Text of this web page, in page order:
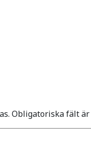
Obligatoriska fält